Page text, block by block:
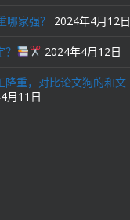
家强？ 2024年4月12日
2024年4月12日
降重，对比论文狗的和文
月11日